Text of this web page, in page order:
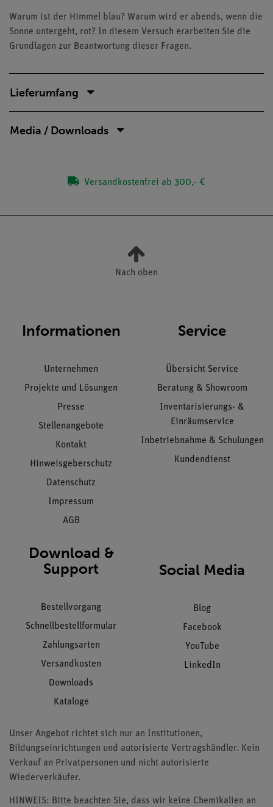
Warum ist der Himmel blau? Warum wird er abends, wenn die
Sonne untergeht, rot? In diesem Versuch erarbeiten Sie die
Grundlagen zur Beantwortung dieser Fragen.
Lieferumfang
Media / Downloads
Versandkostenfrei ab 300,- €
Nach oben
Informationen
Unternehmen
Projekte und Lösungen
Presse
Stellenangebote
Kontakt
Hinweisgeberschutz
Datenschutz
Impressum
AGB
Service
Übersicht Service
Beratung & Showroom
Inventarisierungs- &
Einräumservice
Inbetriebnahme & Schulungen
Kundendienst
Download &
Support
Bestellvorgang
Schnellbestellformular
Zahlungsarten
Versandkosten
Downloads
Kataloge
Social Media
Blog
Facebook
YouTube
LinkedIn
Unser Angebot richtet sich nur an Institutionen,
Bildungseinrichtungen und autorisierte Vertragshändler. Kein
Verkauf an Privatpersonen und nicht autorisierte
Wiederverkäufer.
HINWEIS: Bitte beachten Sie, dass wir keine Chemikalien an